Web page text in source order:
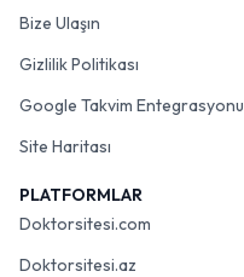
Bize Ulaşın
Gizlilik Politikası
Google Takvim Entegrasyonu
Site Haritası
PLATFORMLAR
Doktorsitesi.com
Doktorsitesi.az